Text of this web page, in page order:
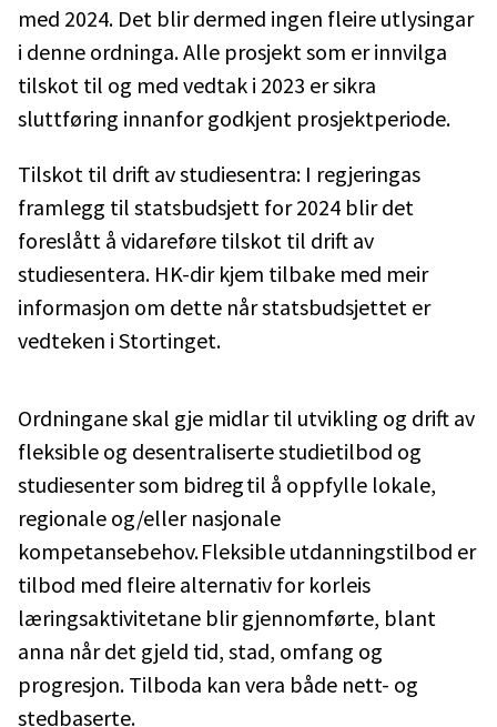
med 2024. Det blir dermed ingen fleire utlysingar
i denne ordninga. Alle prosjekt som er innvilga
tilskot til og med vedtak i 2023 er sikra
sluttføring innanfor godkjent prosjektperiode.
Tilskot til drift av studiesentra: I regjeringas
framlegg til statsbudsjett for 2024 blir det
foreslått å vidareføre tilskot til drift av
studiesentera. HK-dir kjem tilbake med meir
informasjon om dette når statsbudsjettet er
vedteken i Stortinget.
Ordningane skal gje midlar til utvikling og drift av
fleksible og desentraliserte studietilbod og
studiesenter som bidreg til å oppfylle lokale,
regionale og/eller nasjonale
kompetansebehov. Fleksible utdanningstilbod er
tilbod med fleire alternativ for korleis
læringsaktivitetane blir gjennomførte, blant
anna når det gjeld tid, stad, omfang og
progresjon. Tilboda kan vera både nett- og
stedbaserte.